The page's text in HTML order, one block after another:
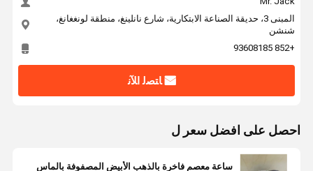
المبنى 3، حديقة الصناعة الابتكارية، شارع نانلينغ، منطقة لونغغانغ،
شنشن
+852 93608185
ﺎﺘﺼﻟ ﺍﻶﻧ
احصل على افضل سعر ل
ساعة معصم فاخرة بالذهب الأبيض المصفوفة بالماس